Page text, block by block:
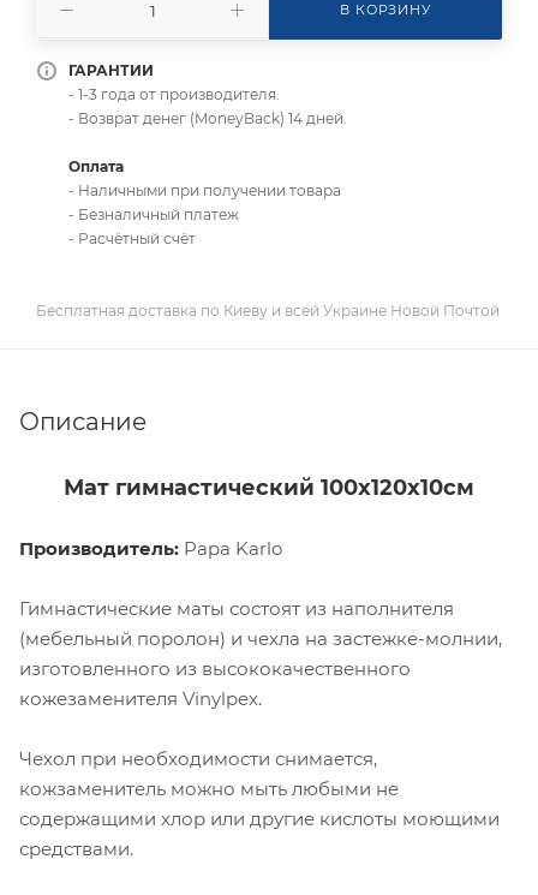
В КОРЗИНУ
ГАРАНТИИ
- 1-3 года от производителя.
- Возврат денег (MoneyBack) 14 дней.
Оплата
- Наличными при получении товара
- Безналичный платеж
- Расчётный счёт
Бесплатная доставка по Киеву и всей Украине Новой Почтой
Описание
Мат гимнастический 100х120х10см
Производитель: Papa Karlo
Гимнастические маты состоят из наполнителя
(мебельный поролон) и чехла на застежке-молнии,
изготовленного из высококачественного
кожезаменителя Vinylpex.
Чехол при необходимости снимается,
кожзаменитель можно мыть любыми не
содержащими хлор или другие кислоты моющими
средствами.